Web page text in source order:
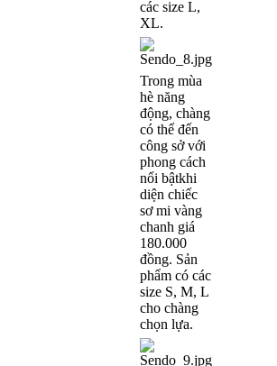
các size L,
XL.
Trong mùa
hè năng
động, chàng
có thể đến
công sở với
phong cách
nổi bậtkhi
diện chiếc
sơ mi vàng
chanh giá
180.000
đồng. Sản
phẩm có các
size S, M, L
cho chàng
chọn lựa.